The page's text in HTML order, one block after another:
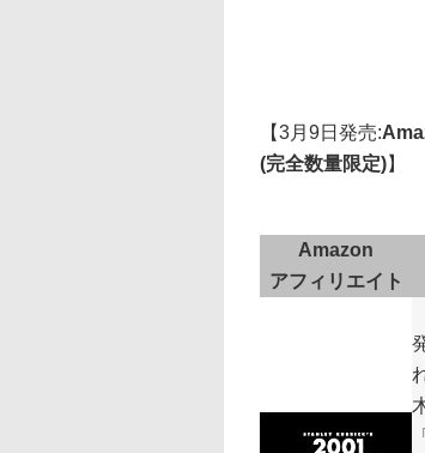
【3月9日発売:
(完全数量限定)】
Amazon
アフィリエイト